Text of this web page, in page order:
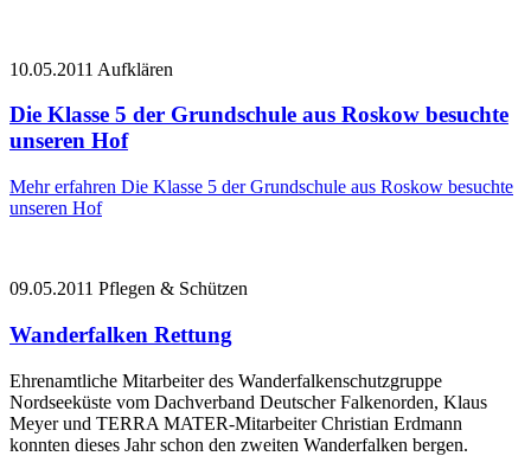
10.05.2011 Aufklären
Die Klasse 5 der Grundschule aus Roskow besuchte
unseren Hof
Mehr erfahren Die Klasse 5 der Grundschule aus Roskow besuchte
unseren Hof
09.05.2011 Pflegen & Schützen
Wanderfalken Rettung
Ehrenamtliche Mitarbeiter des Wanderfalkenschutzgruppe
Nordseeküste vom Dachverband Deutscher Falkenorden, Klaus
Meyer und TERRA MATER-Mitarbeiter Christian Erdmann
konnten dieses Jahr schon den zweiten Wanderfalken bergen.